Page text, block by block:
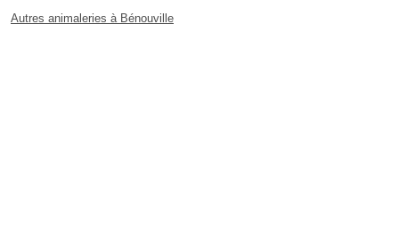
Autres animaleries à Bénouville